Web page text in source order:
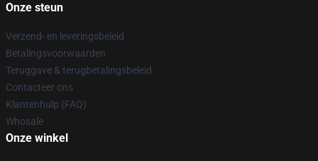
Onze steun
Verzend- en leveringsbeleid
Betalingsvoorwaarden
Teruggave & terugbetalingsbeleid
Contacteer ons
Klantenhulp (FAQ)
Whosale
Onze winkel